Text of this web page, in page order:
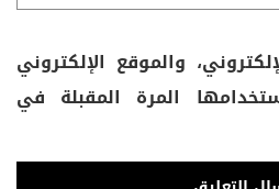
والموقع الإلكتروني
المرة المقبلة في